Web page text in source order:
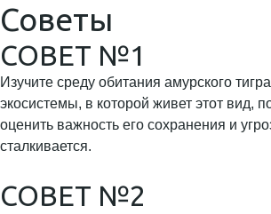
Советы
СОВЕТ №1
Изучите среду обитания амурского
экосистемы, в которой живет этот вид,
оценить важность его сохранения и
сталкивается.
СОВЕТ №2